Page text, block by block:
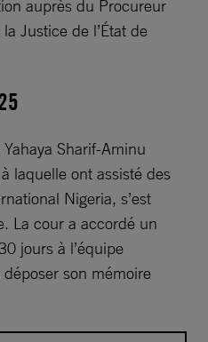
auprès du Procureur
Justice de l’État de
Sharif-Aminu
laquelle ont assisté des
Nigeria, s’est
La cour a accordé un
jours à l’équipe
son mémoire